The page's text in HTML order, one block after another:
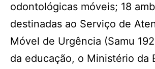
odontológicas móveis; 18
destinadas ao Serviço de
Móvel de Urgência (Samu
da educação, o Ministério da